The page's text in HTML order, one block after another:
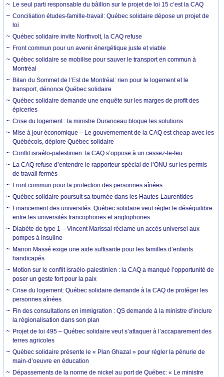
Le seul parti responsable du bâillon sur le projet de loi 15 c’est la CAQ
Conciliation études-famille-travail: Québec solidaire dépose un projet de
loi
Québec solidaire invite Northvolt, la CAQ refuse
Front commun pour un avenir énergétique juste et viable
Québec solidaire se mobilise pour sauver le transport en commun à
Montréal
Bilan du Sommet de l’Est de Montréal: rien pour le logement et le
transport, dénonce Québec solidaire
Québec solidaire demande une enquête sur les marges de profit des
épiceries
Crise du logement : la ministre Duranceau bloque les solutions
Mise à jour économique – Le gouvernement de la CAQ est cheap avec les
Québécois, déplore Québec solidaire
Conflit israélo-palestinien: la CAQ s’oppose à un cessez-le-feu
La CAQ refuse d’entendre le rapporteur spécial de l’ONU sur les permis
de travail fermés
Front commun pour la protection des personnes aînées
Québec solidaire poursuit sa tournée dans les Hautes-Laurentides
Financement des universités: Québec solidaire veut régler le déséquilibre
entre les universités francophones et anglophones
Diabète de type 1 – Vincent Marissal réclame un accès universel aux
pompes à insuline
Manon Massé exige une aide suffisante pour les familles d’enfants
handicapés
Motion sur le conflit israélo-palestinien : la CAQ a manqué l’opportunité de
poser un geste fort pour la paix
Crise du logement: Québec solidaire demande à la CAQ de protéger les
personnes aînées
Fin des consultations en immigration : QS demande à la ministre d’inclure
la régionalisation dans son plan
Projet de loi 495 – Québec solidaire veut s’attaquer à l’accaparement des
terres agricoles
Québec solidaire présente le « Plan Ghazal » pour régler la pénurie de
main-d’oeuvre en éducation
Dépassements de la norme de nickel au port de Québec: « Le ministre